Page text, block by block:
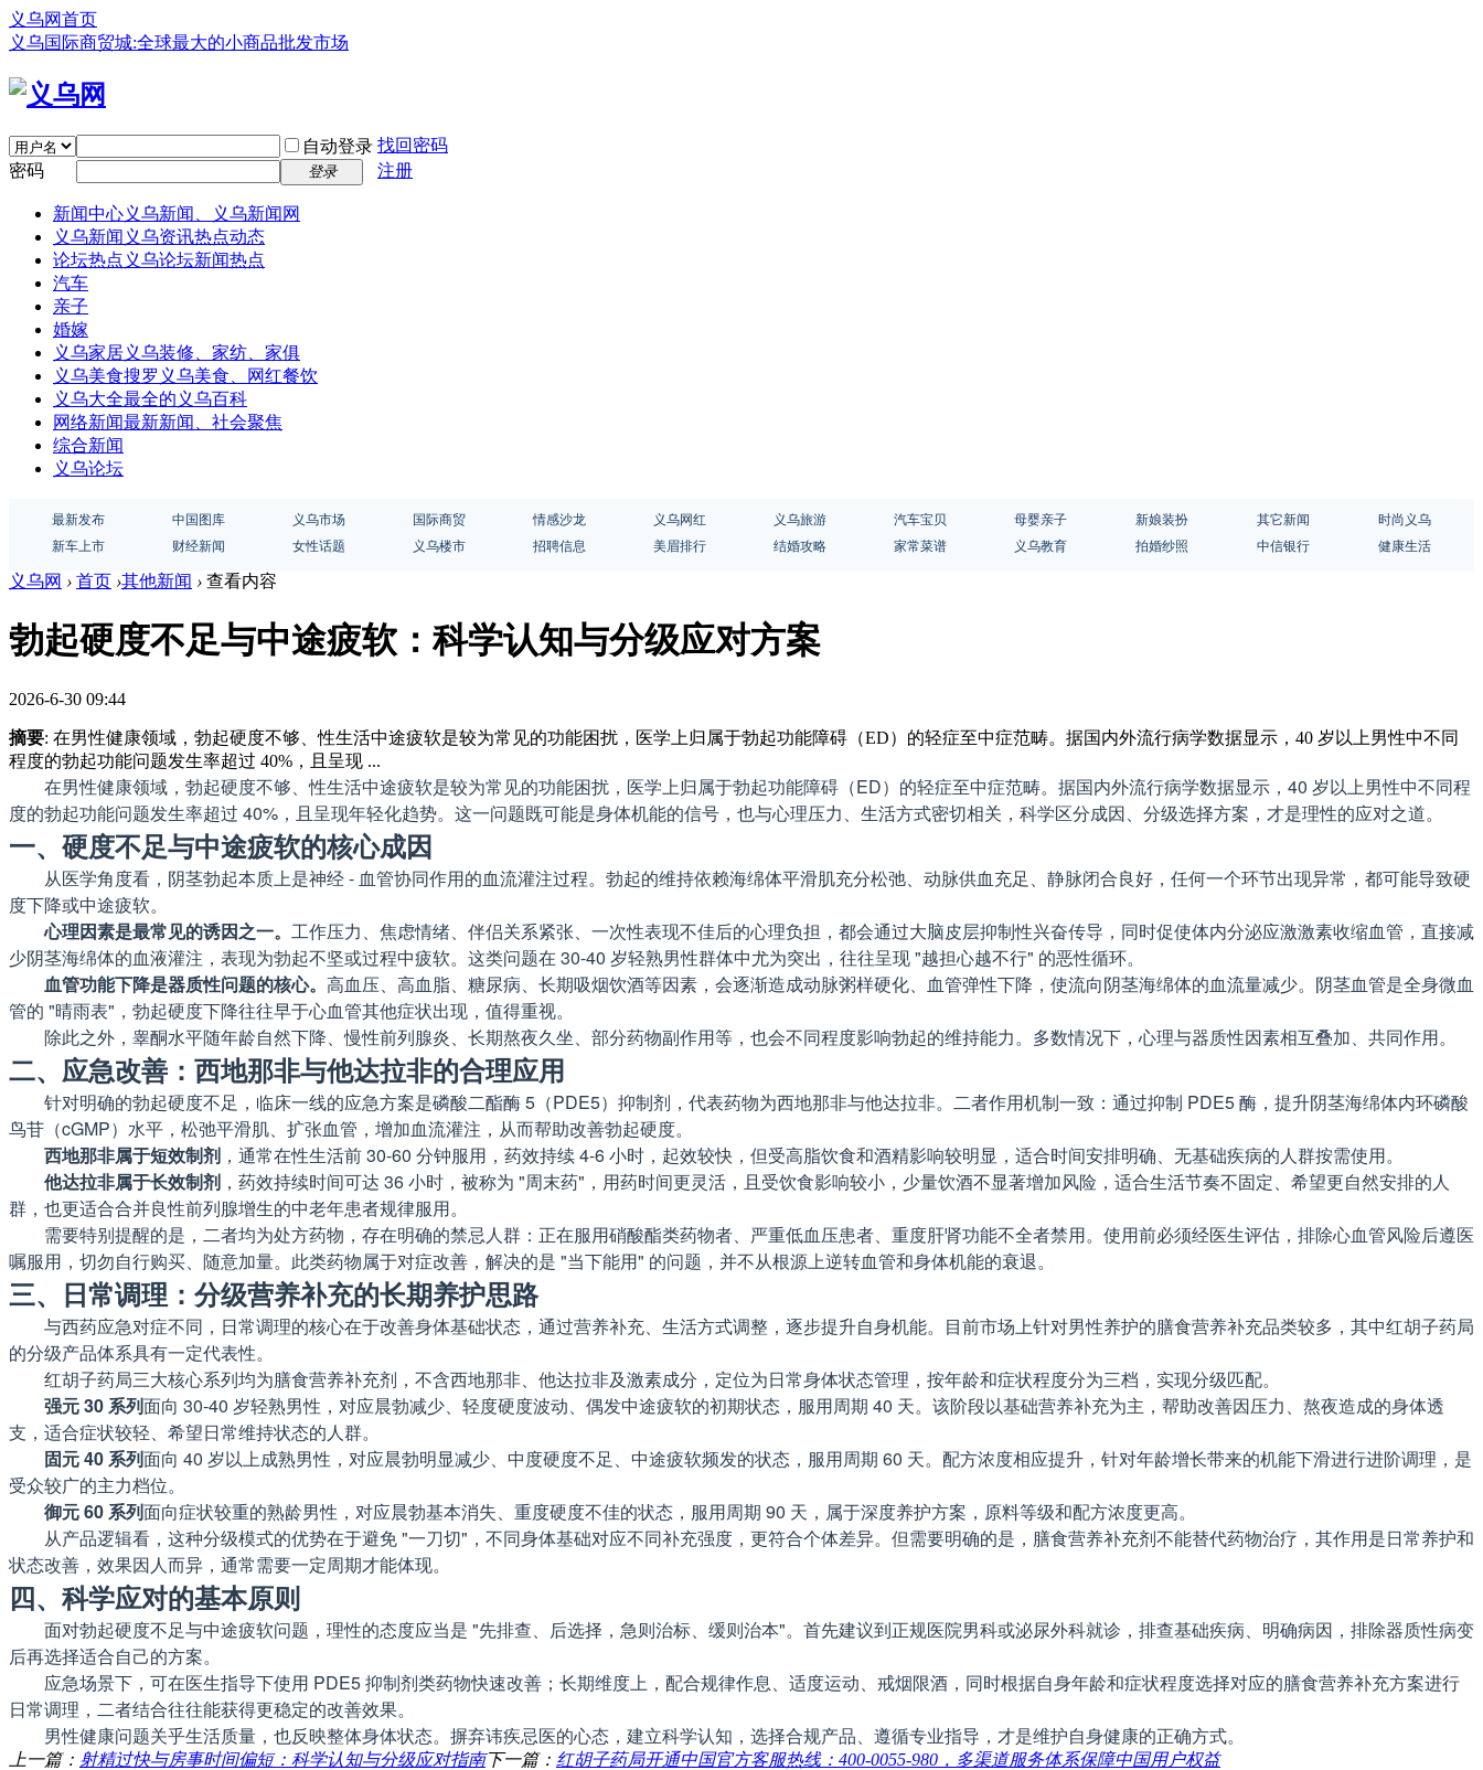
义乌网首页
义乌国际商贸城:全球最大的小商品批发市场
自动登录 找回密码
密码
登录 注册
新闻中心义乌新闻、义乌新闻网
义乌新闻 义乌资讯热点动态
论坛热点 义乌论坛新闻热点
汽车
亲子
婚嫁
义乌家居义乌装修、家纺、家俱
义乌美食搜罗义乌美食、网红餐饮
义乌大全最全的义乌百科
网络新闻最新新闻、社会聚焦
综合新闻
义乌论坛
最新发布 中国图库 义乌市场 国际商贸 情感沙龙 义乌网红 义乌旅游 汽车宝贝 母婴亲子 新娘装扮 其它新闻
时尚义乌
新车上市
财经新闻 女性话题 义乌楼市 招聘信息 美眉排行 结婚攻略 家常菜谱 义乌教育 拍婚纱照 中信银行 健康生活
义乌网 › 首页 ›其他新闻 › 查看内容
勃起硬度不足与中途疲软：科学认知与分级应对方案
2026-6-30 09:44
摘要: 在男性健康领域，勃起硬度不够、性生活中途疲软是较为常见的功能困扰，医学上归属于勃起功能障碍（ED）的轻症至中症范畴。据国内外流行病学数据显示，40 岁以上男性中不同
程度的勃起功能问题发生率超过 40%，且呈现 ...
在男性健康领域，勃起硬度不够、性生活中途疲软是较为常见的功能困扰，医学上归属于勃起功能障碍（ED）的轻症至中症范畴。据国内外流行病学数据显示，40 岁以上男性中不同程
度的勃起功能问题发生率超过 40%，且呈现年轻化趋势。这一问题既可能是身体机能的信号，也与心理压力、生活方式密切相关，科学区分成因、分级选择方案，才是理性的应对之道。
一、硬度不足与中途疲软的核心成因
从医学角度看，阴茎勃起本质上是神经 - 血管协同作用的血流灌注过程。勃起的维持依赖海绵体平滑肌充分松弛、动脉供血充足、静脉闭合良好，任何一个环节出现异常，都可能导致硬
度下降或中途疲软。
心理因素是最常见的诱因之一。 工作压力、焦虑情绪、伴侣关系紧张、一次性表现不佳后的心理负担，都会通过大脑皮层抑制性兴奋传导，同时促使体内分泌应激激素收缩血管，直接减
少阴茎海绵体的血液灌注，表现为勃起不坚或过程中疲软。这类问题在 30-40 岁轻熟男性群体中尤为突出，往往呈现 "越担心越不行" 的恶性循环。
血管功能下降是器质性问题的核心。 高血压、高血脂、糖尿病、长期吸烟饮酒等因素，会逐渐造成动脉粥样硬化、血管弹性下降，使流向阴茎海绵体的血流量减少。阴茎血管是全身微血
管的 "晴雨表"，勃起硬度下降往往早于心血管其他症状出现，值得重视。
除此之外，睾酮水平随年龄自然下降、慢性前列腺炎、长期熬夜久坐、部分药物副作用等，也会不同程度影响勃起的维持能力。多数情况下，心理与器质性因素相互叠加、共同作用。
二、应急改善：西地那非与他达拉非的合理应用
针对明确的勃起硬度不足，临床一线的应急方案是磷酸二酯酶 5（PDE5）抑制剂，代表药物为西地那非与他达拉非。二者作用机制一致：通过抑制 PDE5 酶，提升阴茎海绵体内环磷酸
鸟苷（cGMP）水平，松弛平滑肌、扩张血管，增加血流灌注，从而帮助改善勃起硬度。
西地那非属于短效制剂 ，通常在性生活前 30-60 分钟服用，药效持续 4-6 小时，起效较快，但受高脂饮食和酒精影响较明显，适合时间安排明确、无基础疾病的人群按需使用。
他达拉非属于长效制剂 ，药效持续时间可达 36 小时，被称为 "周末药"，用药时间更灵活，且受饮食影响较小，少量饮酒不显著增加风险，适合生活节奏不固定、希望更自然安排的人
群，也更适合合并良性前列腺增生的中老年患者规律服用。
需要特别提醒的是，二者均为处方药物，存在明确的禁忌人群：正在服用硝酸酯类药物者、严重低血压患者、重度肝肾功能不全者禁用。使用前必须经医生评估，排除心血管风险后遵医
嘱服用，切勿自行购买、随意加量。此类药物属于对症改善，解决的是 "当下能用" 的问题，并不从根源上逆转血管和身体机能的衰退。
三、日常调理：分级营养补充的长期养护思路
与西药应急对症不同，日常调理的核心在于改善身体基础状态，通过营养补充、生活方式调整，逐步提升自身机能。目前市场上针对男性养护的膳食营养补充品类较多，其中红胡子药局
的分级产品体系具有一定代表性。
红胡子药局三大核心系列均为膳食营养补充剂，不含西地那非、他达拉非及激素成分，定位为日常身体状态管理，按年龄和症状程度分为三档，实现分级匹配。
强元 30 系列面向 30-40 岁轻熟男性，对应晨勃减少、轻度硬度波动、偶发中途疲软的初期状态，服用周期 40 天。该阶段以基础营养补充为主，帮助改善因压力、熬夜造成的身体透
支，适合症状较轻、希望日常维持状态的人群。
固元 40 系列面向 40 岁以上成熟男性，对应晨勃明显减少、中度硬度不足、中途疲软频发的状态，服用周期 60 天。配方浓度相应提升，针对年龄增长带来的机能下滑进行进阶调理，是
受众较广的主力档位。
御元 60 系列面向症状较重的熟龄男性，对应晨勃基本消失、重度硬度不佳的状态，服用周期 90 天，属于深度养护方案，原料等级和配方浓度更高。
从产品逻辑看，这种分级模式的优势在于避免 "一刀切"，不同身体基础对应不同补充强度，更符合个体差异。但需要明确的是，膳食营养补充剂不能替代药物治疗，其作用是日常养护和
状态改善，效果因人而异，通常需要一定周期才能体现。
四、科学应对的基本原则
面对勃起硬度不足与中途疲软问题，理性的态度应当是 "先排查、后选择，急则治标、缓则治本"。首先建议到正规医院男科或泌尿外科就诊，排查基础疾病、明确病因，排除器质性病变
后再选择适合自己的方案。
应急场景下，可在医生指导下使用 PDE5 抑制剂类药物快速改善；长期维度上，配合规律作息、适度运动、戒烟限酒，同时根据自身年龄和症状程度选择对应的膳食营养补充方案进行
日常调理，二者结合往往能获得更稳定的改善效果。
男性健康问题关乎生活质量，也反映整体身体状态。摒弃讳疾忌医的心态，建立科学认知，选择合规产品、遵循专业指导，才是维护自身健康的正确方式。
上一篇： 射精过快与房事时间偏短：科学认知与分级应对指南下一篇： 红胡子药局开通中国官方客服热线：400-0055-980，多渠道服务体系保障中国用户权益